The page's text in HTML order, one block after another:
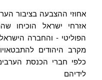
אחוזי ההצבעה בציבור
אזרחי ישראל הוכיחו
הפוליטי - והחברה
מקרב היהודים
כלפי חברי הכנסת
לידיהם